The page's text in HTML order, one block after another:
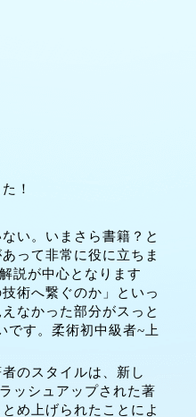
！
い。いまさら書籍？と
って非常に役に立ちま
説が中心となります
術へ繋ぐのか」といっ
なかった部分がスっと
です。柔術初中級者~上
のスタイルは、新し
ッシュアップされた著
め上げられたことによ